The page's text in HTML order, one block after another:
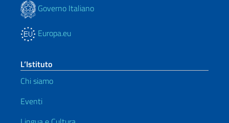
Governo Italiano
Europa.eu
L’Istituto
Chi siamo
Eventi